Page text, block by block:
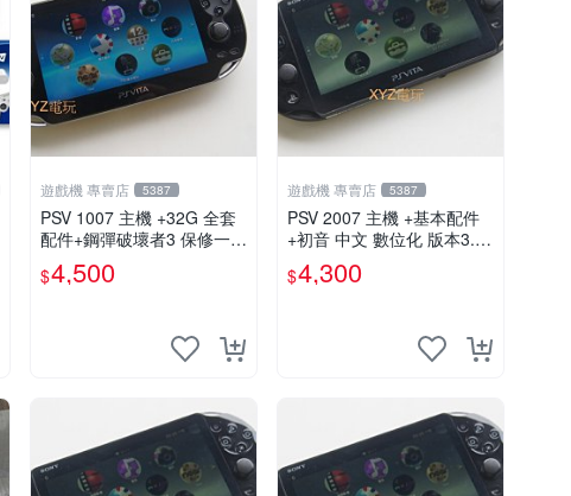
遊戲機 專賣店 5387
PSV 1007 主機 +32G 全套
配件+鋼彈破壞者3 保修一年
品質有保障 psvita
$4,500
遊戲機 專賣店 5387
PSV 2007 主機 +基本配件
+初音 中文 數位化 版本3.69
PS Vita2007 保修一年 85成
新
$4,300